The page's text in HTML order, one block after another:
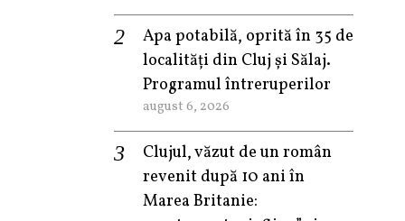
Apa potabilă, oprită în 35 de
localități din Cluj și Sălaj.
Programul întreruperilor
august 6, 2026
Clujul, văzut de un român
revenit după 10 ani în
Marea Britanie: